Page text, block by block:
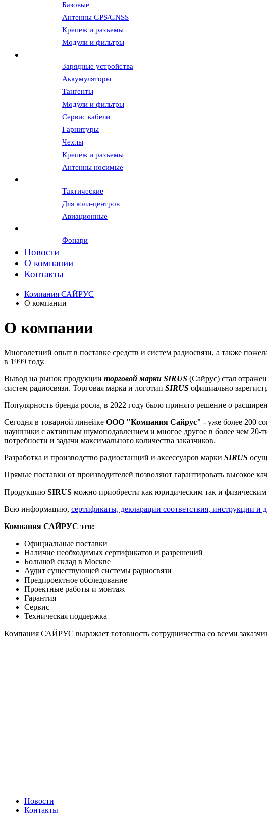
Базовые
Антенны GPS/GNSS
Крепеж и разъемы
Модули и фильтры
Зарядные устройства
Аккумуляторы
Тангенты
Модули и фильтры
Сервис кабели
Гарнитуры
Чехлы
Крепеж и разъемы
Антенны носимые
Тактические
Для колл-центров
Авиационные
Фонари
Новости
О компании
Контакты
Компания САЙРУС
О компании
О компании
Многолетний опыт в поставке средств и систем радиосвязи, а также
в 1999 году.
Вывод на рынок продукции торговой марки SIRUS (Сайрус) стал
систем радиосвязи. Торговая марка и логотип SIRUS официально
Популярность бренда росла, в 2022 году было принято решение о
Сегодня в товарной линейке ООО "Компания Сайрус" - уже более 200
наушники с активным шумоподавлением и многое другое в более чем
потребности и задачи максимального количества заказчиков.
Разработка и производство радиостанций и аксессуаров марки SIRUS
Прямые поставки от производителей позволяют гарантировать высокое
Продукцию SIRUS можно приобрести как юридическим так и
Всю информацию, сертификаты, декларации соответствия, инструкции и
Компания САЙРУС это:
Официальные поставки
Наличие необходимых сертификатов и разрешений
Большой склад в Москве
Аудит существующей системы радиосвязи
Предпроектное обследование
Проектные работы и монтаж
Гарантия
Сервис
Техническая поддержка
Компания САЙРУС выражает готовность сотрудничества со всеми
Новости
Контакты